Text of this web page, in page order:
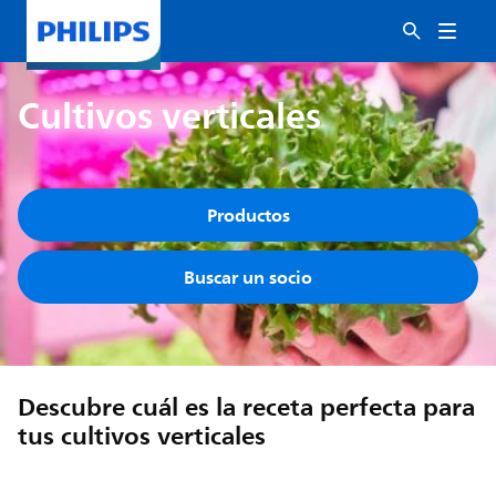
Cultivos verticales
Productos
Buscar un socio
Descubre cuál es la receta perfecta para
tus cultivos verticales